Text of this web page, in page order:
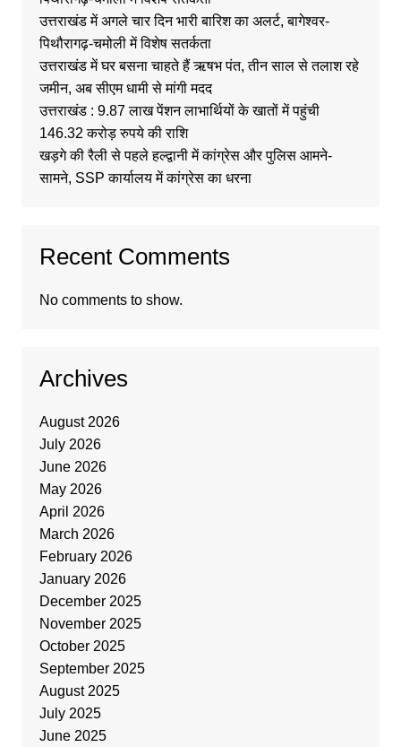
उत्तराखंड में अगले चार दिन भारी बारिश का अलर्ट, बागेश्वर-
पिथौरागढ़-चमोली में विशेष सतर्कता
उत्तराखंड में घर बसना चाहते हैं ऋषभ पंत, तीन साल से तलाश रहे
जमीन, अब सीएम धामी से मांगी मदद
उत्तराखंड : 9.87 लाख पेंशन लाभार्थियों के खातों में पहुंची
146.32 करोड़ रुपये की राशि
खड़गे की रैली से पहले हल्द्वानी में कांग्रेस और पुलिस आमने-
सामने, SSP कार्यालय में कांग्रेस का धरना
Recent Comments
No comments to show.
Archives
August 2026
July 2026
June 2026
May 2026
April 2026
March 2026
February 2026
January 2026
December 2025
November 2025
October 2025
September 2025
August 2025
July 2025
June 2025